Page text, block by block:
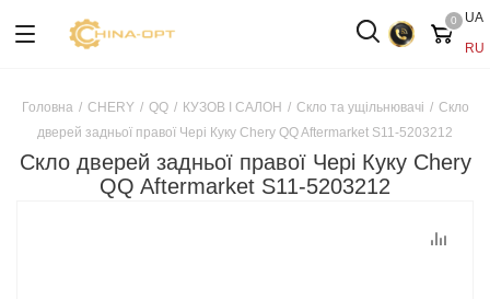
UA
RU
0
Головна / CHERY / QQ / КУЗОВ І САЛОН / Скло та ущільнювачі / Скло
дверей задньої правої Чері Куку Chery QQ Aftermarket S11-5203212
Скло дверей задньої правої Чері Куку Chery
QQ Aftermarket S11-5203212